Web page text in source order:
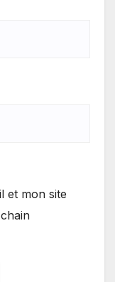
et mon site